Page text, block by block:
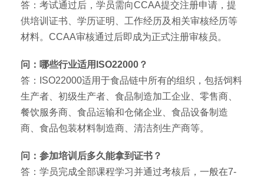
答：考试通过后，学员需向CCAA提交注册申请，提
供培训证书、学历证明、工作经历及相关审核经历等
材料。CCAA审核通过后即成为正式注册审核员。
问：哪些行业适用ISO22000？
答：ISO22000适用于食品链中所有的组织，包括饲料
生产者、初级生产者、食品制造加工企业、零售商、
餐饮服务商、食品运输和仓储企业、食品设备制造
商、食品包装材料制造商、清洁剂生产商等。
问：参加培训后多久能拿到证书？
答：学员完成全部课程学习并通过考核后，一般在7-